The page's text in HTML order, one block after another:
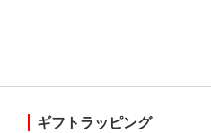
ギフトラッピング